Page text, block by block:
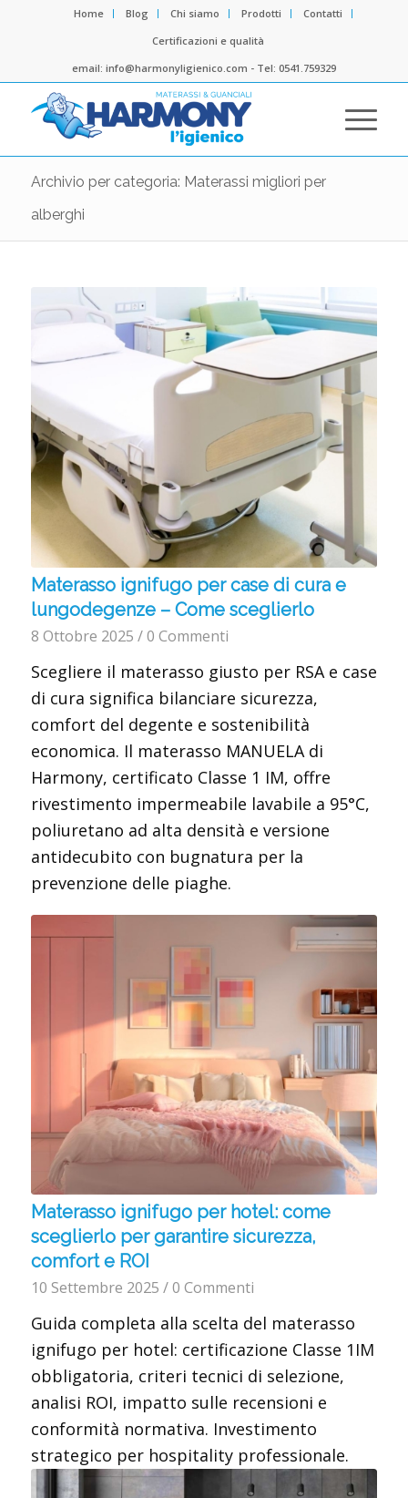
Home Blog Chi siamo Prodotti
Contatti
Certificazioni e qualità
email: info@harmonyligienico.com - Tel: 0541.759329
Archivio per categoria: Materassi migliori per
alberghi
Materasso ignifugo per case di cura e
lungodegenze – Come sceglierlo
8 Ottobre 2025 / 0 Commenti
Scegliere il materasso giusto per RSA e case
di cura significa bilanciare sicurezza,
comfort del degente e sostenibilità
economica. Il materasso MANUELA di
Harmony, certificato Classe 1 IM, offre
rivestimento impermeabile lavabile a 95°C,
poliuretano ad alta densità e versione
antidecubito con bugnatura per la
prevenzione delle piaghe.
Materasso ignifugo per hotel: come
sceglierlo per garantire sicurezza,
comfort e ROI
10 Settembre 2025 / 0 Commenti
Guida completa alla scelta del materasso
ignifugo per hotel: certificazione Classe 1IM
obbligatoria, criteri tecnici di selezione,
analisi ROI, impatto sulle recensioni e
conformità normativa. Investimento
strategico per hospitality professionale.